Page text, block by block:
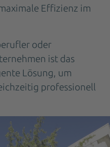
Effizienz im
oder
ist das
Lösung, um
professionell